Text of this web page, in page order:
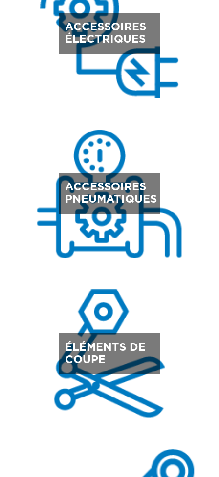
ACCESSOIRES
ÉLECTRIQUES
ACCESSOIRES
PNEUMATIQUES
ÉLÉMENTS DE
COUPE